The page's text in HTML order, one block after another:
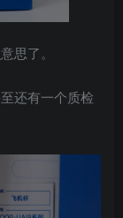
思了。
还有一个质检